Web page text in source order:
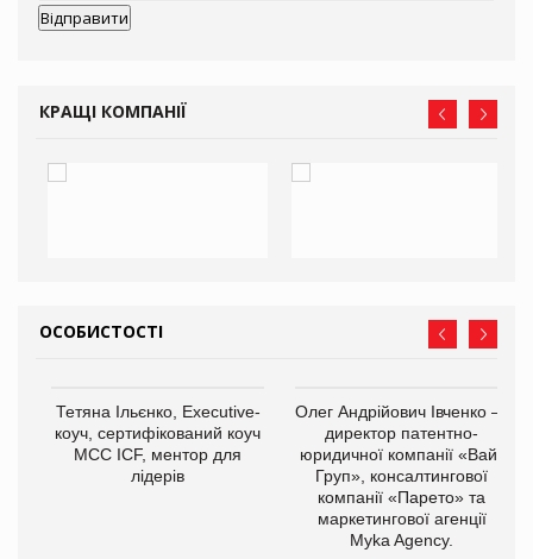
КРАЩІ КОМПАНІЇ
ОСОБИСТОСТІ
Тетяна Ільєнко, Executive-
коуч, сертифікований коуч
МСС ICF, ментор для
лідерів
Олег Андрійович Івченко —
директор патентно-
юридичної компанії «Вайз
Груп», консалтингової
компанії «Парето» та
маркетингової агенції
Myka Agency.